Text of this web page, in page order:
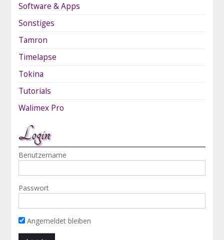
Software & Apps
Sonstiges
Tamron
Timelapse
Tokina
Tutorials
Walimex Pro
Login
Benutzername
Passwort
Angemeldet bleiben